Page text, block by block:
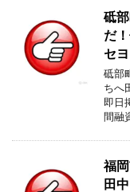
砥
だ
セヨ
砥部
ちへ
即日
間融
福
田